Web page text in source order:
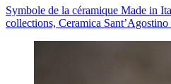
Symbole de la céramique Made in
collections, Ceramica Sant’Agostino